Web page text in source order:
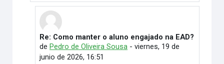
En respuesta a Letícia Carvalho Macêdo
Re: Como manter o aluno engajado na EAD?
de Pedro de Oliveira Sousa -viernes, 19 de
junio de 2026, 16:51